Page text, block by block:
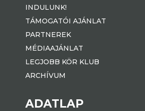
INDULUNK!
TÁMOGATÓI AJÁNLAT
PARTNEREK
MÉDIAAJÁNLAT
LEGJOBB KÖR KLUB
ARCHÍVUM
ADATLAP